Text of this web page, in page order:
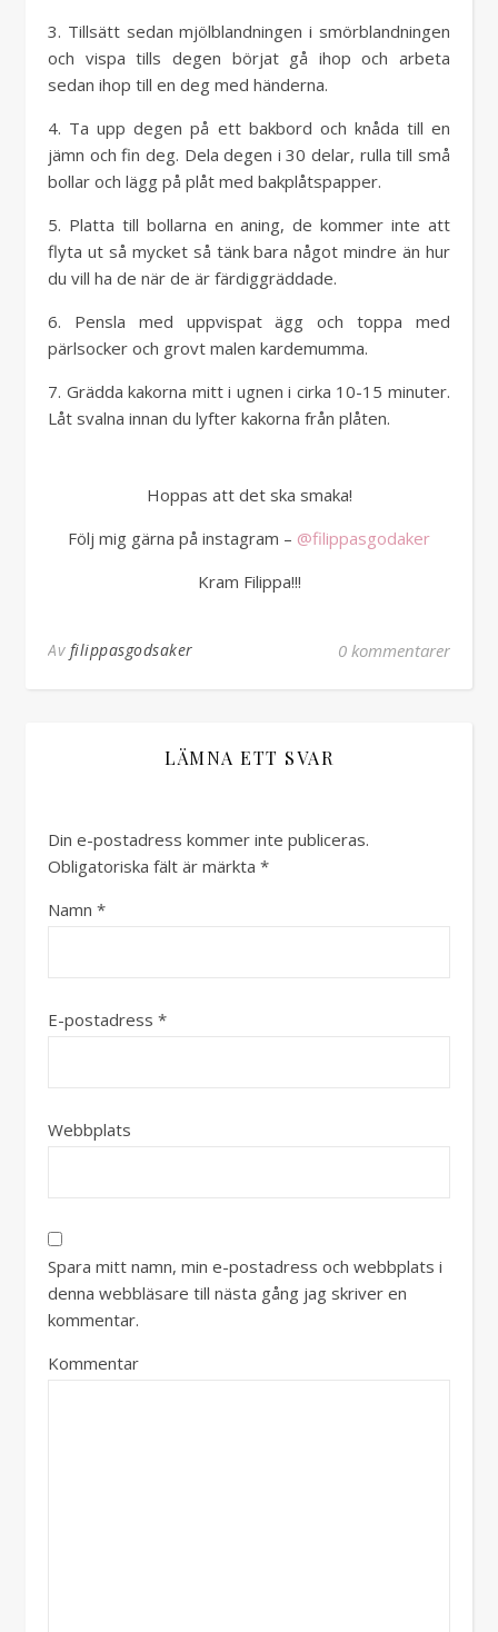
3. Tillsätt sedan mjölblandningen i smörblandningen
och vispa tills degen börjat gå ihop och arbeta
sedan ihop till en deg med händerna.
4. Ta upp degen på ett bakbord och knåda till en
jämn och fin deg. Dela degen i 30 delar, rulla till små
bollar och lägg på plåt med bakplåtspapper.
5. Platta till bollarna en aning, de kommer inte att
flyta ut så mycket så tänk bara något mindre än hur
du vill ha de när de är färdiggräddade.
6. Pensla med uppvispat ägg och toppa med
pärlsocker och grovt malen kardemumma.
7. Grädda kakorna mitt i ugnen i cirka 10-15 minuter.
Låt svalna innan du lyfter kakorna från plåten.
Hoppas att det ska smaka!
Följ mig gärna på instagram – @filippasgodaker
Kram Filippa!!!
Av filippasgodsaker 0 kommentarer
LÄMNA ETT SVAR
Din e-postadress kommer inte publiceras.
Obligatoriska fält är märkta *
Namn *
E-postadress *
Webbplats
Spara mitt namn, min e-postadress och webbplats i
denna webbläsare till nästa gång jag skriver en
kommentar.
Kommentar